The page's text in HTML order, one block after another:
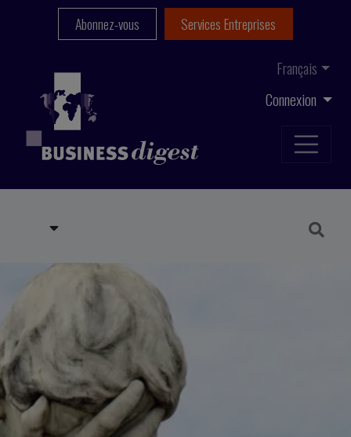
Connexion
Français
Abonnez-vous Services Entreprises